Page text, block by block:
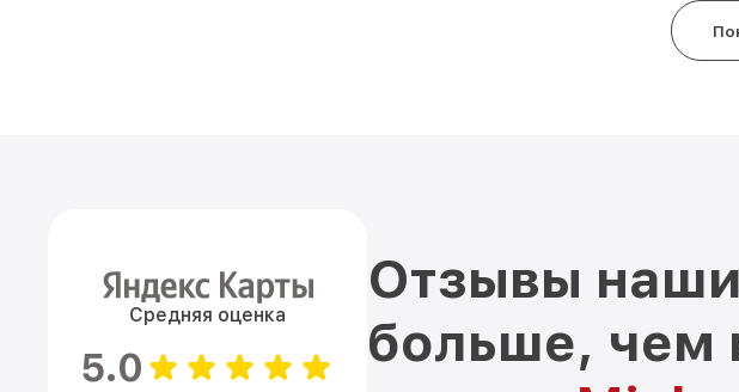
Средняя оценка
5.0
Отзывы
больше, чем